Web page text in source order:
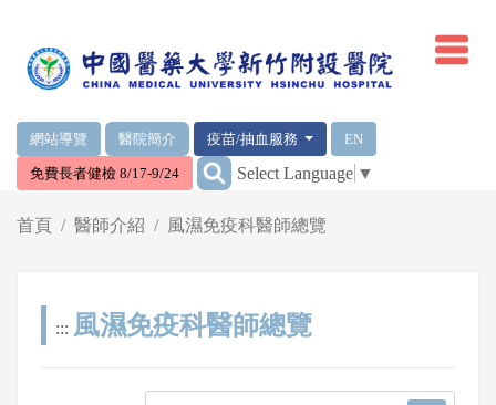
網站導覽 醫院簡介 疫苗/抽血服務 EN
免費長者健檢 8/17-9/24 ::: Select Language ▼
首頁 醫師介紹 風濕免疫科醫師總覽
::: 風濕免疫科醫師總覽